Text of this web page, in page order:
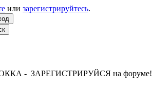
или зарегистрируйтесь.
- ЗАРЕГИСТРИРУЙСЯ на форуме!